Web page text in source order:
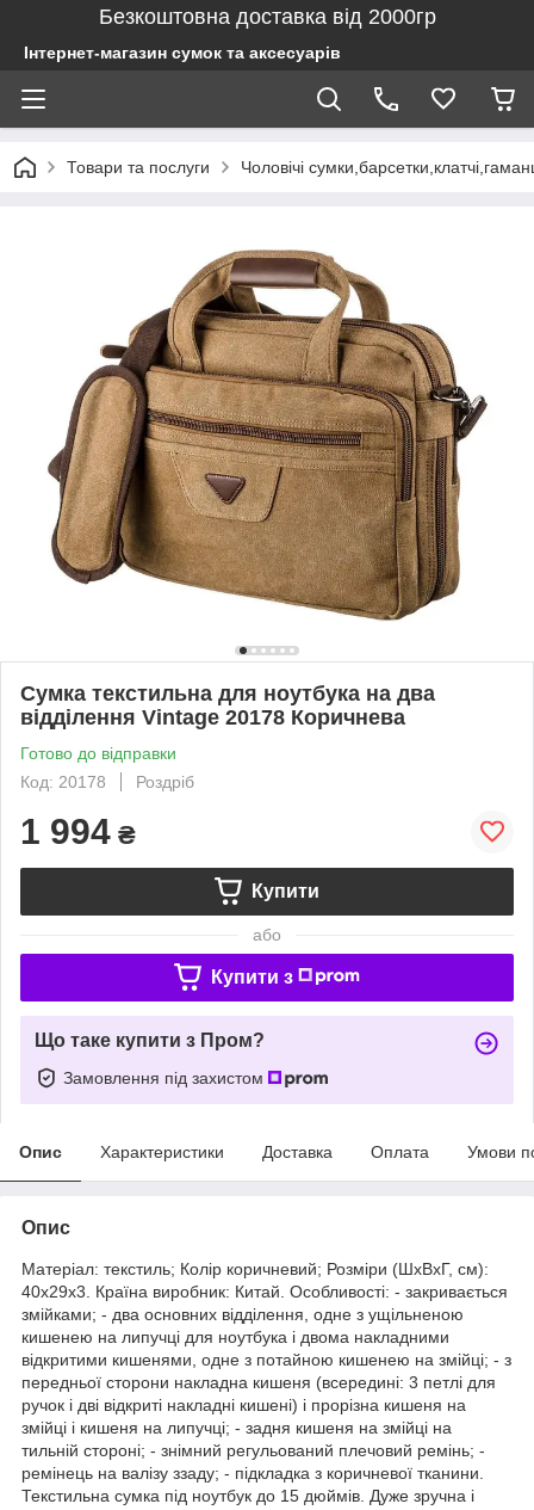
Безкоштовна доставка від 2000гр
Інтернет-магазин сумок та аксесуарів
Товари та послуги Чоловічі
Сумка текстильна для ноутбука на два
відділення Vintage 20178 Коричнева
Готово до відправки
Код: 20178
Роздріб
1 994 ₴
Купити
або
Купити з
Що таке купити з Пром?
Замовлення під захистом
Опис Характеристики Доставка Оплата Умови
Опис
Матеріал: текстиль; Колір коричневий; Розміри (ШхВхГ, см):
40х29х3. Країна виробник: Китай. Особливості: - закривається
змійками; - два основних відділення, одне з ущільненою
кишенею на липучці для ноутбука і двома накладними
відкритими кишенями, одне з потайною кишенею на змійці; - з
передньої сторони накладна кишеня (всередині: 3 петлі для
ручок і дві відкриті накладні кишені) і прорізна кишеня на
змійці і кишеня на липучці; - задня кишеня на змійці на
тильній стороні; - знімний регульований плечовий ремінь; -
ремінець на валізу ззаду; - підкладка з коричневої тканини.
Текстильна сумка під ноутбук до 15 дюймів. Дуже зручна і